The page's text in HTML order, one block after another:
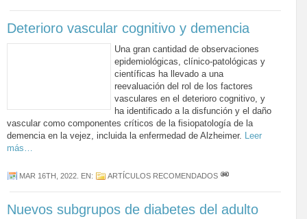
Deterioro vascular cognitivo y demencia
Una gran cantidad de observaciones
epidemiológicas, clínico-patológicas y
científicas ha llevado a una
reevaluación del rol de los factores
vasculares en el deterioro cognitivo, y
ha identificado a la disfunción y el daño
vascular como componentes críticos de la fisiopatología de la
demencia en la vejez, incluida la enfermedad de Alzheimer. Leer
más…
MAR 16TH, 2022 . EN: ARTÍCULOS RECOMENDADOS
Nuevos subgrupos de diabetes del adulto